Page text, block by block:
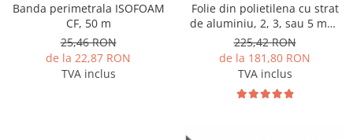
Banda perimetrala ISOFOAM
CF, 50 m
25,46 RON
de la 22,87 RON
TVA inclus
Folie din polietilena cu strat
de aluminiu, 2, 3, sau 5 mm,
ISOFOAM LF-ALU, 50 mp
225,42 RON
de la 181,80 RON
TVA inclus